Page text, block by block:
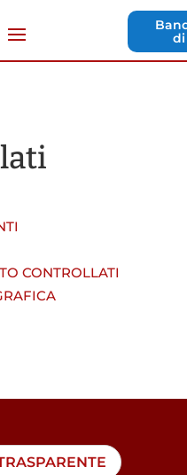
CONTROLLATI